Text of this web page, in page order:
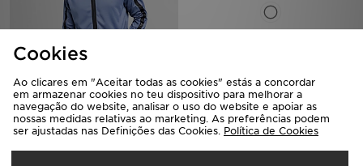
Nike Air Max Poly Full Zip Hoodie
95,00€
Nike Casaco de Fato de Treino
Authorised
80,00€
Cookies
Ao clicares em "Aceitar todas as cookies" estás a concordar
em armazenar cookies no teu dispositivo para melhorar a
navegação do website, analisar o uso do website e apoiar as
nossas medidas relativas ao marketing. As preferências podem
ser ajustadas nas Definições das Cookies. Política de Cookies